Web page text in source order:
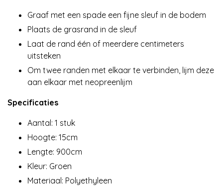
Graaf met een spade een fijne sleuf in de bodem
Plaats de grasrand in de sleuf
Laat de rand één of meerdere centimeters
uitsteken
Om twee randen met elkaar te verbinden, lijm deze
aan elkaar met neopreenlijm
Specificaties
Aantal: 1 stuk
Hoogte: 15cm
Lengte: 900cm
Kleur: Groen
Materiaal: Polyethyleen